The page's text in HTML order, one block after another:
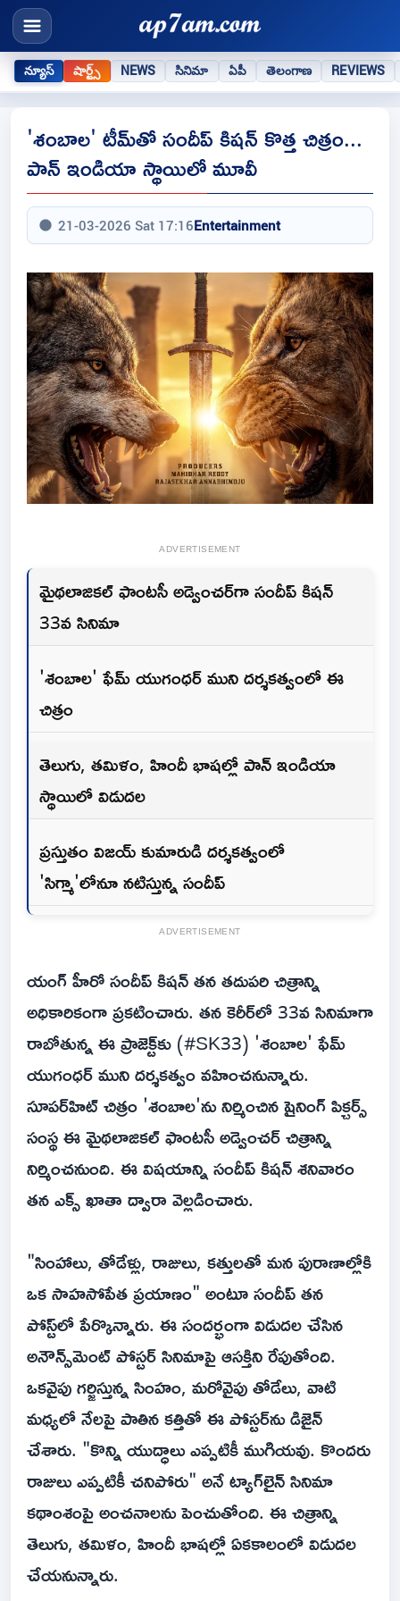
న్యూస్ షార్ట్స్ NEWS సినిమా ఏపీ తెలంగాణ REVIEWS
'శంబాల' టీమ్‌తో సందీప్ కిషన్ కొత్త చిత్రం...
పాన్ ఇండియా స్థాయిలో మూవీ
21-03-2026 Sat 17:16Entertainment
ADVERTISEMENT
మైథలాజికల్ ఫాంటసీ అడ్వెంచర్‌గా సందీప్ కిషన్
33వ సినిమా
'శంబాల' ఫేమ్ యుగంధర్ ముని దర్శకత్వంలో ఈ
చిత్రం
తెలుగు, తమిళం, హిందీ భాషల్లో పాన్ ఇండియా
స్థాయిలో విడుదల
ప్రస్తుతం విజయ్ కుమారుడి దర్శకత్వంలో
'సిగ్మా'లోనూ నటిస్తున్న సందీప్
ADVERTISEMENT
యంగ్ హీరో సందీప్ కిషన్ తన తదుపరి చిత్రాన్ని
అధికారికంగా ప్రకటించారు. తన కెరీర్‌లో 33వ సినిమాగా
రాబోతున్న ఈ ప్రాజెక్ట్‌కు (#SK33) 'శంబాల' ఫేమ్
యుగంధర్ ముని దర్శకత్వం వహించనున్నారు.
సూపర్‌హిట్ చిత్రం 'శంబాల'ను నిర్మించిన షైనింగ్ పిక్చర్స్
సంస్థ ఈ మైథలాజికల్ ఫాంటసీ అడ్వెంచర్ చిత్రాన్ని
నిర్మించనుంది. ఈ విషయాన్ని సందీప్ కిషన్ శనివారం
తన ఎక్స్ ఖాతా ద్వారా వెల్లడించారు.
"సింహాలు, తోడేళ్లు, రాజులు, కత్తులతో మన పురాణాల్లోకి
ఒక సాహసోపేత ప్రయాణం" అంటూ సందీప్ తన
పోస్ట్‌లో పేర్కొన్నారు. ఈ సందర్భంగా విడుదల చేసిన
అనౌన్స్‌మెంట్ పోస్టర్ సినిమాపై ఆసక్తిని రేపుతోంది.
ఒకవైపు గర్జిస్తున్న సింహం, మరోవైపు తోడేలు, వాటి
మధ్యలో నేలపై పాతిన కత్తితో ఈ పోస్టర్‌ను డిజైన్
చేశారు. "కొన్ని యుద్ధాలు ఎప్పటికీ ముగియవు. కొందరు
రాజులు ఎప్పటికీ చనిపోరు" అనే ట్యాగ్‌లైన్ సినిమా
కథాంశంపై అంచనాలను పెంచుతోంది. ఈ చిత్రాన్ని
తెలుగు, తమిళం, హిందీ భాషల్లో ఏకకాలంలో విడుదల
చేయనున్నారు.